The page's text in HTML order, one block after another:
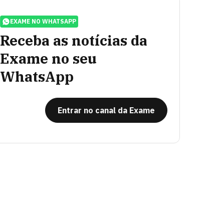
EXAME NO WHATSAPP
Receba as notícias da
Exame no seu
WhatsApp
Entrar no canal da Exame